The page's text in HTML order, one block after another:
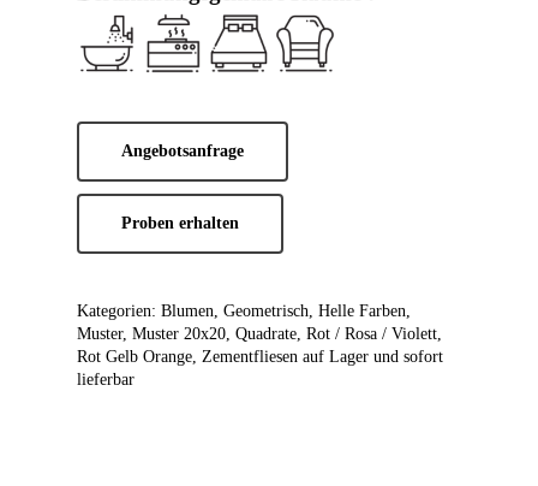
Angebotsanfrage
Proben erhalten
Kategorien: Blumen, Geometrisch, Helle Farben,
Muster, Muster 20x20, Quadrate, Rot / Rosa / Violett,
Rot Gelb Orange, Zementfliesen auf Lager und sofort
lieferbar